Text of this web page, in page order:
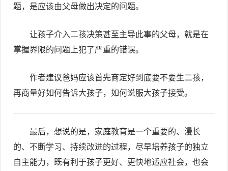
题，是应该由父母做出决定的问题。
让孩子介入二孩决策甚至主导此事的父母，就是在
掌握界限的问题上犯了严重的错误。
作者建议爸妈应该首先商定好到底要不要生二孩，
再商量好如何告诉大孩子，如何说服大孩子接受。
最后，想说的是，家庭教育是一个重要的、漫长
的、不断学习、持续改进的过程，尽早培养孩子的独立
自主能力，既有利于孩子更好、更快地适应社会，也会